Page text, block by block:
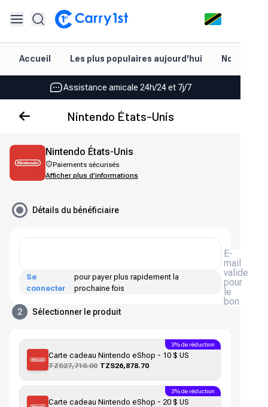
Accueil Les plus populaires aujourd'hui
Les meilleures offres pour vos meilleurs jeux
Assistance amicale 24h/24 et 7j/7
Noté 4,45 sur Google Play et l'App Store
Les meilleures offres pour vos meilleurs jeux
Assistance amicale 24h/24 et 7j/7
Noté 4,45 sur Google Play et l'App Store
Nintendo États-Unis
Nintendo États-Unis
Paiements sécurisés
Afficher plus d'informations
Détails du bénéficiaire
E-
mail
valide
pour
le
bon
Se
connecter
pour payer plus rapidement la
prochaine fois
2 Sélectionner le produit
Carte cadeau Nintendo eShop - 10 $ US
TZS27,710.00 TZS26,878.70
3% de réduction
Carte cadeau Nintendo eShop - 20 $ US
3% de réduction